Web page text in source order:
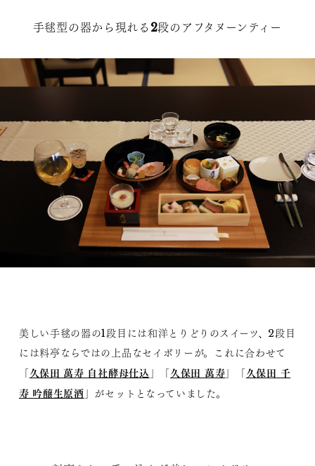
手毬型の器から現れる2段のアフタヌーンティー
美しい手毬の器の1段目には和洋とりどりのスイーツ、2段目
には料亭ならではの上品なセイボリーが。これに合わせて
「久保田 萬寿 自社酵母仕込 」「久保田 萬寿」「久保田 千
寿 吟醸生原酒 」がセットとなっていました。